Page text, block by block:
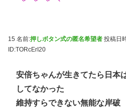
15 名前:押しボタン式の匿名希望者 投稿日
ID:TORcErI20
安倍ちゃんが生きてたら日本
してなかった
維持すらできない無能な岸破